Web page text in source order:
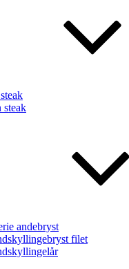
andebryst
filet